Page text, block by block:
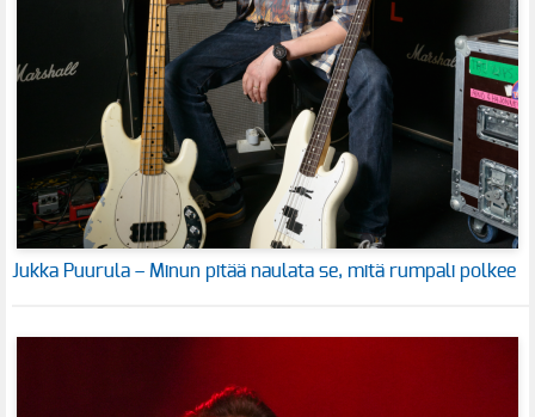
Jukka Puurula – Minun pitää naulata se, mitä rumpali polkee